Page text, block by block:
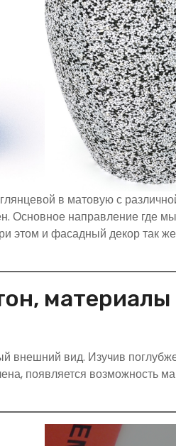
в матовую с
Основное направление где
этом и фасадный декор так
материалы
внешний вид. Изучив
появляется возможность